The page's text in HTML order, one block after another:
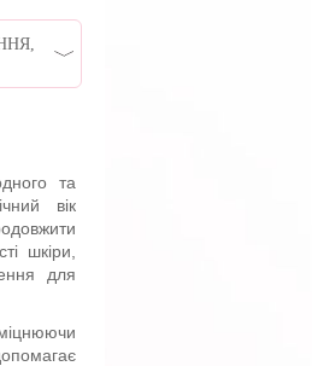
та
вік
шкіри,
для